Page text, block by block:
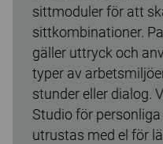
sittmoduler för att
sittkombinationer.
gäller uttryck och
typer av
stunder eller dialog.
Studio för
utrustas med el för